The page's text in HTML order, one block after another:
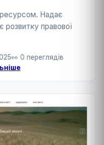
Надає
розвитку правової
👀 0 переглядів